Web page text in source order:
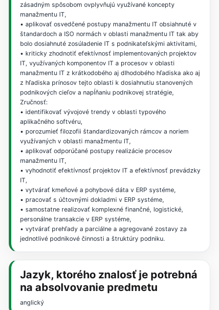
zásadným spôsobom ovplyvňujú využívané koncepty
manažmentu IT,
• aplikovať osvedčené postupy manažmentu IT obsiahnuté v
štandardoch a ISO normách v oblasti manažmentu IT tak aby
bolo dosiahnuté zosúladenie IT s podnikateľskými aktivitami,
• kriticky zhodnotiť efektívnosť implementovaných projektov
IT, využívaných komponentov IT a procesov v oblasti
manažmentu IT z krátkodobého aj dlhodobého hľadiska ako aj
z hľadiska prínosov tejto oblasti k dosiahnutiu stanovených
podnikových cieľov a napĺňaniu podnikovej stratégie,
Zručnosť:
• identifikovať vývojové trendy v oblasti typového
aplikačného softvéru,
• porozumieť filozofii štandardizovaných rámcov a noriem
využívaných v oblasti manažmentu IT,
• aplikovať odporúčané postupy realizácie procesov
manažmentu IT,
• vyhodnotiť efektívnosť projektov IT a efektívnosť prevádzky
IT,
• vytvárať kmeňové a pohybové dáta v ERP systéme,
• pracovať s účtovnými dokladmi v ERP systéme,
• samostatne realizovať komplexné finančné, logistické,
personálne transakcie v ERP systéme,
• vytvárať prehľady a parciálne a agregované zostavy za
jednotlivé podnikové činnosti a štruktúry podniku.
Jazyk, ktorého znalosť je potrebná
na absolvovanie predmetu
anglický